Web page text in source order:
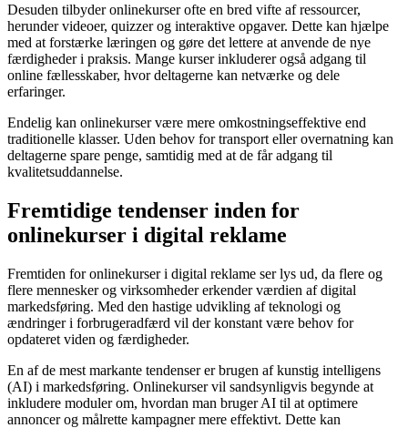
Desuden tilbyder onlinekurser ofte en bred vifte af ressourcer,
herunder videoer, quizzer og interaktive opgaver. Dette kan hjælpe
med at forstærke læringen og gøre det lettere at anvende de nye
færdigheder i praksis. Mange kurser inkluderer også adgang til
online fællesskaber, hvor deltagerne kan netværke og dele
erfaringer.
Endelig kan onlinekurser være mere omkostningseffektive end
traditionelle klasser. Uden behov for transport eller overnatning kan
deltagerne spare penge, samtidig med at de får adgang til
kvalitetsuddannelse.
Fremtidige tendenser inden for
onlinekurser i digital reklame
Fremtiden for onlinekurser i digital reklame ser lys ud, da flere og
flere mennesker og virksomheder erkender værdien af digital
markedsføring. Med den hastige udvikling af teknologi og
ændringer i forbrugeradfærd vil der konstant være behov for
opdateret viden og færdigheder.
En af de mest markante tendenser er brugen af kunstig intelligens
(AI) i markedsføring. Onlinekurser vil sandsynligvis begynde at
inkludere moduler om, hvordan man bruger AI til at optimere
annoncer og målrette kampagner mere effektivt. Dette kan